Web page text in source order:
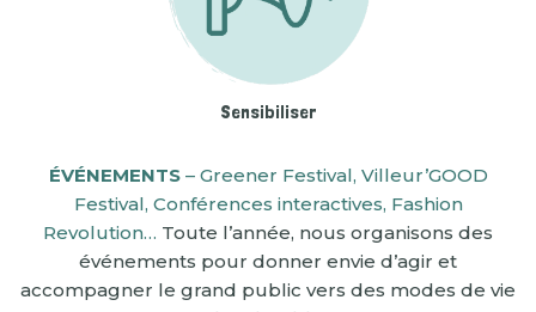
Sensibiliser
ÉVÉNEMENTS– Greener Festival, Villeur’GOOD
Festival, Conférences interactives, Fashion
Revolution… Toute l’année, nous organisons des
événements pour donner envie d’agir et
accompagner le grand public vers des modes de vie